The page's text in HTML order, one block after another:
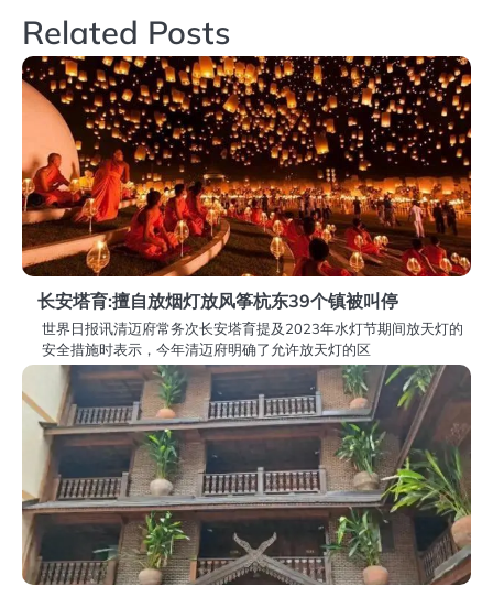
导
航
Related Posts
长安塔育:擅自放烟灯放风筝杭东39个镇被叫停
世界日报讯清迈府常务次长安塔育提及2023年水灯节期间放天灯的
安全措施时表示，今年清迈府明确了允许放天灯的区